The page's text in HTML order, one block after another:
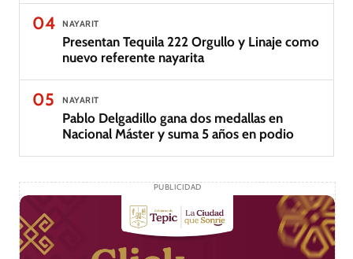
04 NAYARIT
Presentan Tequila 222 Orgullo y Linaje como
nuevo referente nayarita
05 NAYARIT
Pablo Delgadillo gana dos medallas en
Nacional Máster y suma 5 años en podio
PUBLICIDAD